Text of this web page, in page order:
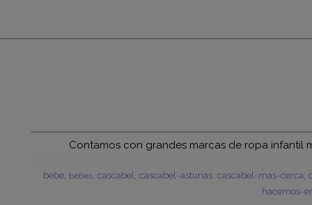
Contamos con grandes marcas de ropa infantil
bebe bebes cascabel cascabel-asturias cascabel-mas-cerca
hacemos-